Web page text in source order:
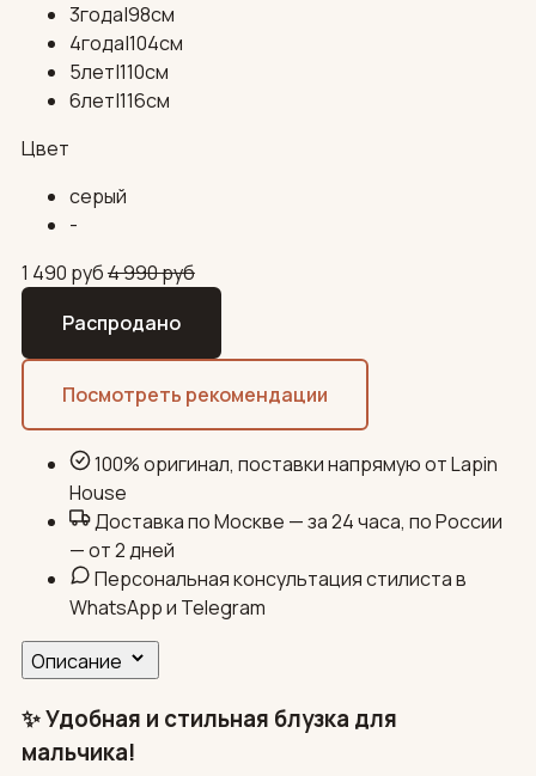
3года|98см
4года|104см
5лет|110см
6лет|116см
Цвет
серый
-
1 490 руб4 990руб
Распродано
Посмотреть рекомендации
100% оригинал, поставки напрямую от Lapin
House
Доставка по Москве — за 24 часа, по России
— от 2 дней
Персональная консультация стилиста в
WhatsApp и Telegram
Описание
✨ Удобная и стильная блузка для
мальчика!